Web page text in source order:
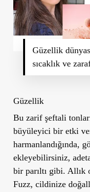
Güzellik
sıcaklık ve
Güzellik
Bu zarif şeftali
büyüleyici bir etki
harmanlandığında,
ekleyebilirsiniz,
bir parıltı gibi. Allık
Fuzz, cildinize